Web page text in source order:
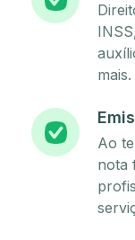
mais.
Ao
nota